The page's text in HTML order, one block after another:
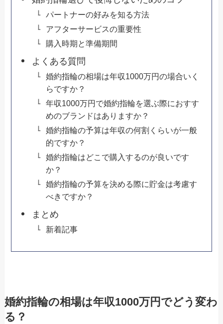
パートナーの好みを知る方法
アフターサービスの重要性
購入時期と準備期間
よくある質問
婚約指輪の相場は年収1000万円の場合いく
らですか？
年収1000万円で婚約指輪を選ぶ際におすす
めのブランドはありますか？
婚約指輪の予算は年収の何割くらいが一般
的ですか？
婚約指輪はどこで購入するのが良いです
か？
婚約指輪の予算を決める際に貯金は考慮す
べきですか？
まとめ
新着記事
婚約指輪の相場は年収1000万円でどう変わ
る？